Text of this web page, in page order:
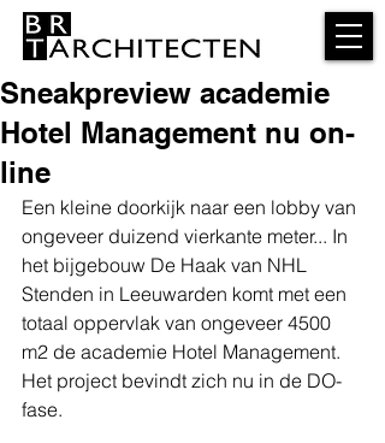
Sneakpreview academie
Hotel Management nu on-
line
Een kleine doorkijk naar een lobby van
ongeveer duizend vierkante meter... In
het bijgebouw De Haak van NHL
Stenden in Leeuwarden komt met een
totaal oppervlak van ongeveer 4500
m2 de academie Hotel Management.
Het project bevindt zich nu in de DO-
fase.